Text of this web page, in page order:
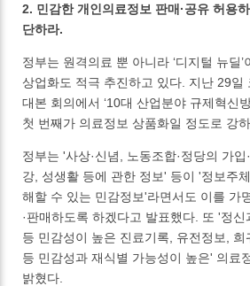
2. 민감한 개인의료정보 판매·공유 허용
단하라.
정부는 원격의료 뿐 아니라 ‘디지털 뉴딜
상업화도 적극 추진하고 있다. 지난 29일
대본 회의에서 ‘10대 산업분야 규제혁신
첫 번째가 의료정보 상품화일 정도로 강
정부는 '사상·신념, 노동조합·정당의 가
강, 성생활 등에 관한 정보' 등이 '정보주
해할 수 있는 민감정보'라면서도 이를 가
·판매하도록 하겠다고 발표했다. 또 '정신
등 민감성이 높은 진료기록, 유전정보, 희
등 민감성과 재식별 가능성이 높은' 의료
밝혔다.